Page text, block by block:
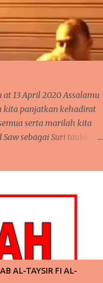
dalam mendekor,
ruang dan tempat yang
dan terkenal
tepat. Sehingga, jangan
juga.. Bunga hias ,
juga memilih yang imitasi
tersendiri dan ...
at 13 April 2020 Assalamu
panjatkan kehadirat
serta marilah kita
sebagai Suri tauladan
giat lagi. Perlu kita
apa yang akan kita bahas
mengontrol
ada niat ingin
inilah yang akan kita
(Po...
AL-TAYSIR FI AL-